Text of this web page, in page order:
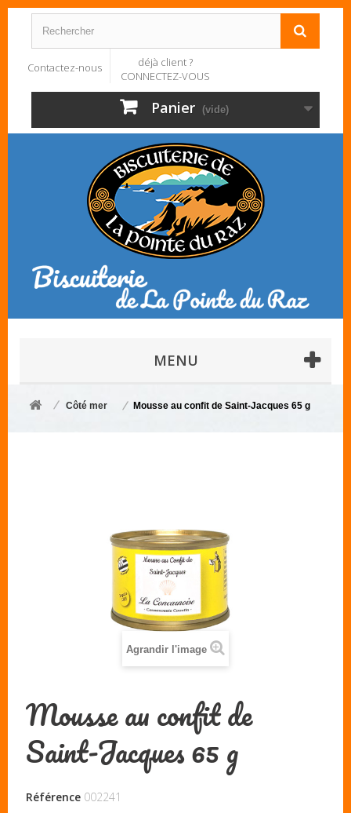
Contactez-nous
déjà client ?
CONNECTEZ-VOUS
Panier (vide)
MENU
Côté mer Mousse au confit de Saint-Jacques 65 g
Agrandir l'image
Mousse au confit de
Saint-Jacques 65 g
Référence 002241